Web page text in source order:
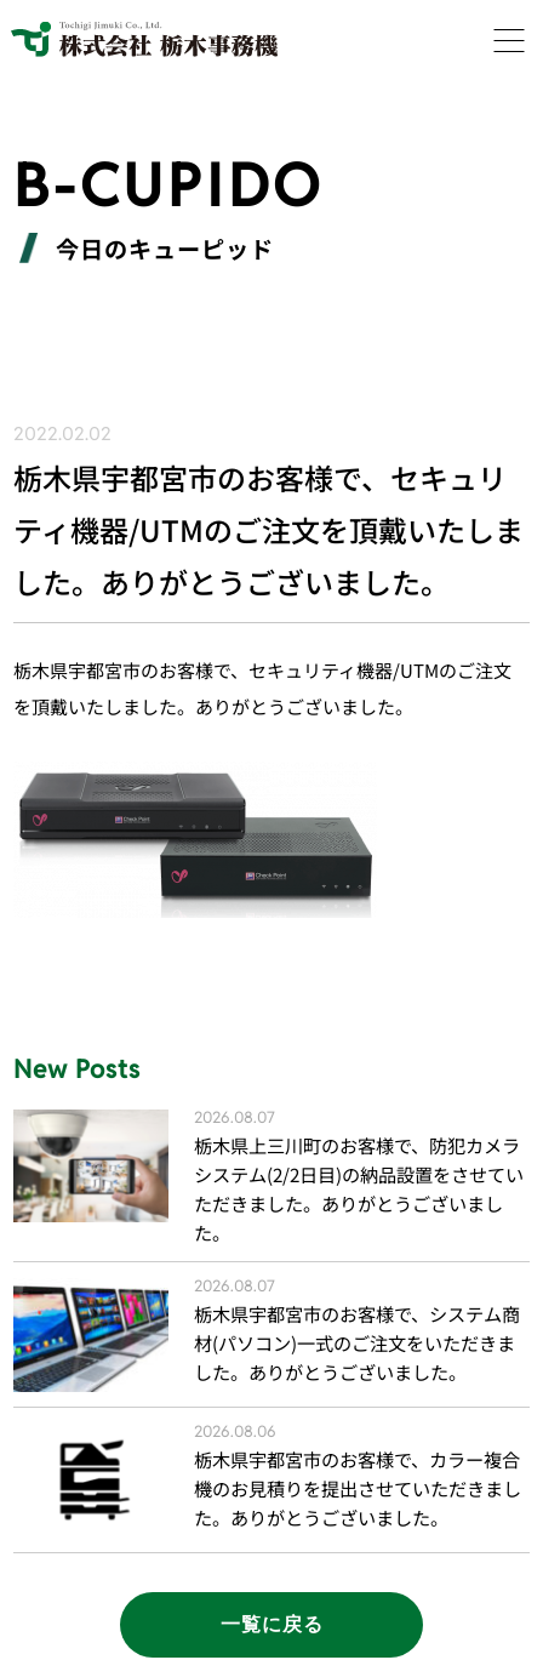
B-CUPIDO
今日のキューピッド
2022.02.02
栃木県宇都宮市のお客様で、セキュリ
ティ機器/UTMのご注文を頂戴いたしま
した。ありがとうございました。
栃木県宇都宮市のお客様で、セキュリティ機器/UTMのご注文
を頂戴いたしました。ありがとうございました。
New Posts
2026.08.07
栃木県上三川町のお客様で、防犯カメラ
システム(2/2日目)の納品設置をさせてい
ただきました。ありがとうございまし
た。
2026.08.07
栃木県宇都宮市のお客様で、システム商
材(パソコン)一式のご注文をいただきま
した。ありがとうございました。
2026.08.06
栃木県宇都宮市のお客様で、カラー複合
機のお見積りを提出させていただきまし
た。ありがとうございました。
一覧に戻る